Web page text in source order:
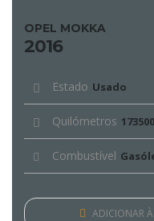
OPEL MOKKA
2016
Estado Usado
Quilómetros
Combustível
ADICIONAR